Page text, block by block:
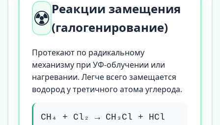
☢️ Реакции замещения
(галогенирование)
Протекают по радикальному
механизму при УФ-облучении или
нагревании. Легче всего замещается
водород у третичного атома углерода.
CH₄ + Cl₂ → CH₃Cl + HCl